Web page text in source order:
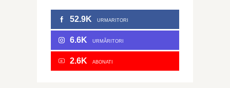
52.9K URMARITORI
6.6K URMĂRITORI
2.6K ABONATI